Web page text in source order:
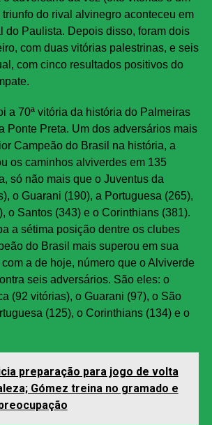
do rival alvinegro aconteceu em
do Paulista. Depois disso, foram dois
com duas vitórias palestrinas, e seis
com cinco resultados positivos do
a 70ª vitória da história do Palmeiras
Ponte Preta. Um dos adversários mais
Campeão do Brasil na história, a
os caminhos alviverdes em 135
só não mais que o Juventus da
o Guarani (190), a Portuguesa (265),
o Santos (343) e o Corinthians (381).
a sétima posição dentre os clubes
do Brasil mais superou em sua
a de hoje, número que o Alviverde
seis adversários. São eles: o
(92 vitórias), o Guarani (97), o São
(125), o Corinthians (134) e o
preparação para jogo de volta
Gómez treina no gramado e